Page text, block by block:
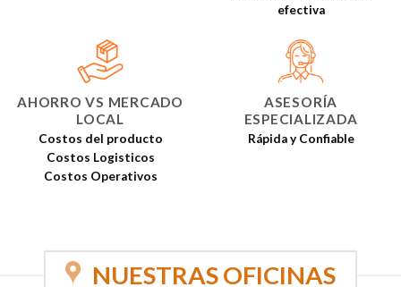
efectiva
AHORRO VS MERCADO
LOCAL
Costos del producto
Costos Logisticos
Costos Operativos
ASESORÍA
ESPECIALIZADA
Rápida y Confiable
NUESTRAS OFICINAS